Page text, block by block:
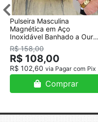
Pulseira Masculina
Magnética em Aço
Inoxidável Banhado a Ouro
18K
R$ 158,00
R$ 108,00
R$ 102,60 via Pagar com Pix
Comprar